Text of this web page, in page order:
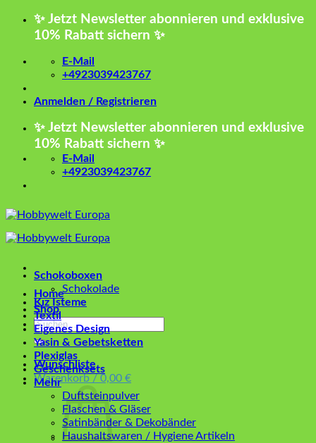
Zum
✨ Jetzt Newsletter abonnieren und exklusive
10% Rabatt sichern ✨
E-Mail
+4923039423767
Anmelden / Registrieren
✨ Jetzt Newsletter abonnieren und exklusive
10% Rabatt sichern ✨
E-Mail
+4923039423767
Home
Shop
Suchen
nach:
Wunschliste
Warenkorb / 0,00 €
Schokoboxen
Schokolade
Kız İsteme
Textil
Eigenes Design
Yasin & Gebetsketten
Plexiglas
Geschenksets
Mehr
Duftsteinpulver
Flaschen & Gläser
Satinbänder & Dekobänder
Haushaltswaren / Hygiene Artikeln